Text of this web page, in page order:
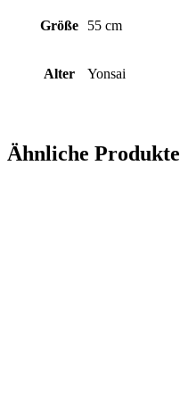
Größe 55 cm
Alter Yonsai
Ähnliche Produkte